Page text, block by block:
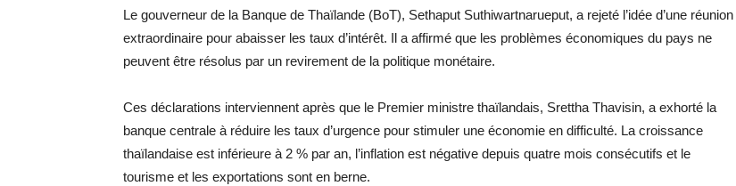
Le gouverneur de la Banque de Thaïlande (BoT), Sethaput Suthiwartnarueput, a rejeté l’idée d’une réunion
extraordinaire pour abaisser les taux d’intérêt. Il a affirmé que les problèmes économiques du pays ne
peuvent être résolus par un revirement de la politique monétaire.
Ces déclarations interviennent après que le Premier ministre thaïlandais, Srettha Thavisin, a exhorté la
banque centrale à réduire les taux d’urgence pour stimuler une économie en difficulté. La croissance
thaïlandaise est inférieure à 2 % par an, l’inflation est négative depuis quatre mois consécutifs et le
tourisme et les exportations sont en berne.